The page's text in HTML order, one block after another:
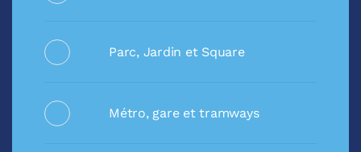
Parc, Jardin et Square
Métro, gare et tramways